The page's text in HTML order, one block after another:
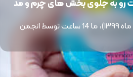
رو به جلوی بخش های چرم و مد
از ماه آوریل امسال (فروردین ماه ۱۳۹۹)، ما 14 ساعت توسط انجمن